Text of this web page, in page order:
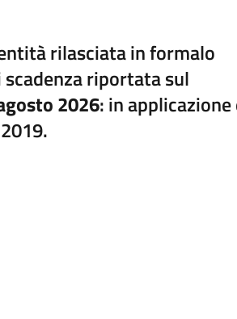
rilasciata in formalo
riportata sul
2026: in applicazione